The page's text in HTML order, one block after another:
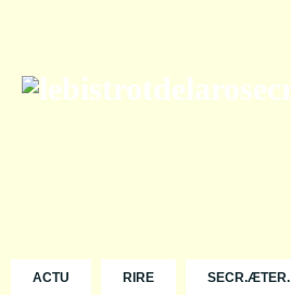
ACTU RIRE SECR.ÆTER.